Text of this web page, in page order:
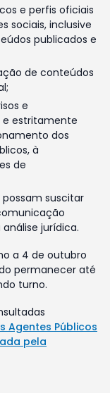
e perfis oficiais
sociais, inclusive
publicados e
de conteúdos
e
e estritamente
dos
à
de
suscitar
jurídica.
a 4 de outubro
permanecer até
turno.
Agentes Públicos
pela